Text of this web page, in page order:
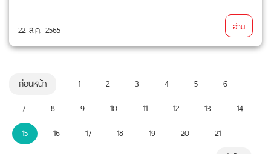
22 ส.ค. 2565 อ่าน
ก่อนหน้า 1 2 3 4 5
6
7
8 9 10 11 12 13
14
15
16 17 18 19 20
21